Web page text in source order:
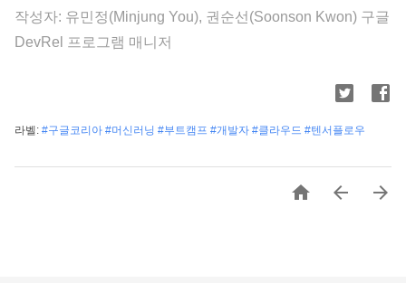
작성자: 유민정(Minjung You), 권순선(Soonson Kwon) 구글
DevRel 프로그램 매니저
라벨: #구글코리아 #머신러닝 #부트캠프 #개발자 #클라우드 #텐서플로우
  